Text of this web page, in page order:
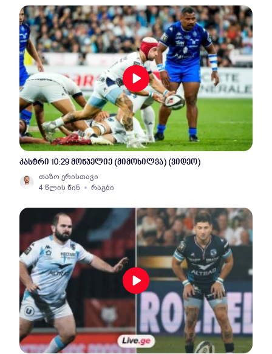
კასტრი 10:29 მონპელიე (მიმოხილვა) (ვიდეო)
თაზო ერისთავი
4 წლის წინ
რაგბი